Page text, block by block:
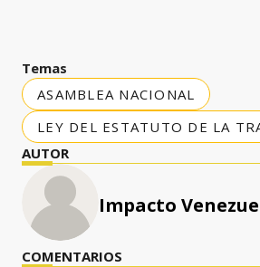
Temas
ASAMBLEA NACIONAL
LEY DEL ESTATUTO DE LA
AUTOR
Impacto
COMENTARIOS